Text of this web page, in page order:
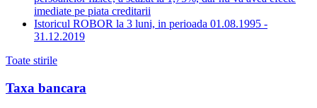
imediate pe piata creditarii
Istoricul ROBOR la 3 luni, in perioada 01.08.1995 -
31.12.2019
Toate stirile
Taxa bancara